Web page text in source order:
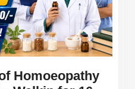
Homoeopathy